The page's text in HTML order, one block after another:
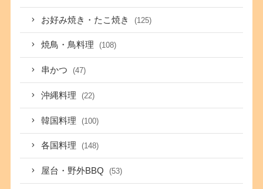
お好み焼き・たこ焼き (125)
焼鳥・鳥料理 (108)
串かつ (47)
沖縄料理 (22)
韓国料理 (100)
各国料理 (148)
屋台・野外BBQ (53)